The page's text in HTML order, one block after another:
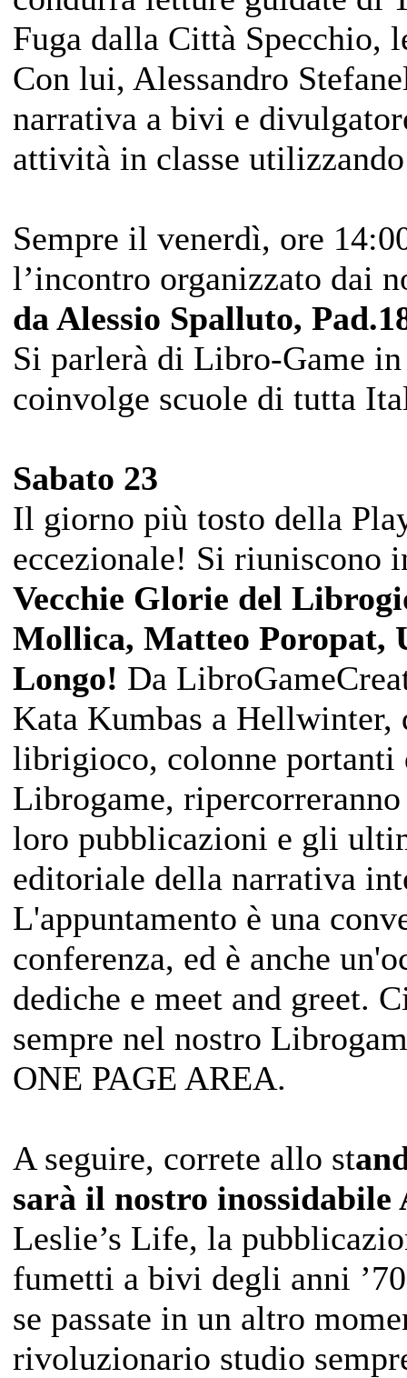
Fuga dalla Città Specchio,
Con lui, Alessandro
narrativa a bivi e
attività in classe
Sempre il venerdì, ore
l’incontro organizzato dai
da Alessio Spalluto,
Si parlerà di Libro-Game
coinvolge scuole di tutta
Sabato 23
Il giorno più tosto della
eccezionale! Si
Vecchie Glorie del
Mollica, Matteo Poropat,
Longo! Da
Kata Kumbas a
librigioco, colonne
Librogame,
loro pubblicazioni e gli
editoriale della narrativa
L'appuntamento è una
conferenza, ed è anche
dediche e meet and greet.
sempre nel nostro
ONE PAGE AREA.
A seguire, correte allo st
sarà il nostro inossidabile
Leslie’s Life, la
fumetti a bivi degli anni
se passate in un altro
rivoluzionario studio